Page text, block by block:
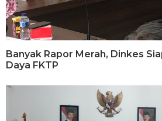
Banyak Rapor Merah, Dinkes
Daya FKTP